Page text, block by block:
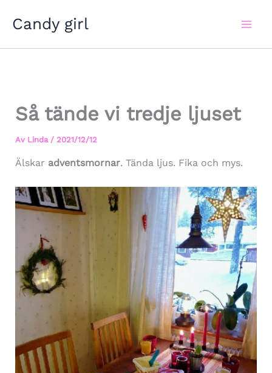
Candy girl
Så tände vi tredje ljuset
Av Linda / 2021/12/12
Älskar adventsmornar. Tända ljus. Fika och mys.